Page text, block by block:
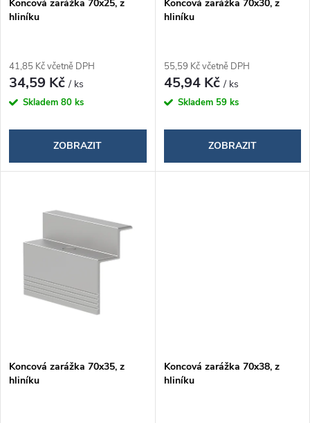
r
d
u
k
r
o
d
u
k
ů
Koncová zarážka 70x25, z
hliníku
41,85 Kč včetně DPH
34,59 Kč/ ks
Skladem 80 ks
ZOBRAZIT
Koncová zarážka 70x30, z
hliníku
55,59 Kč včetně DPH
45,94 Kč/ ks
Skladem 59 ks
ZOBRAZIT
Koncová zarážka 70x35, z
hliníku
Koncová zarážka 70x38, z
hliníku